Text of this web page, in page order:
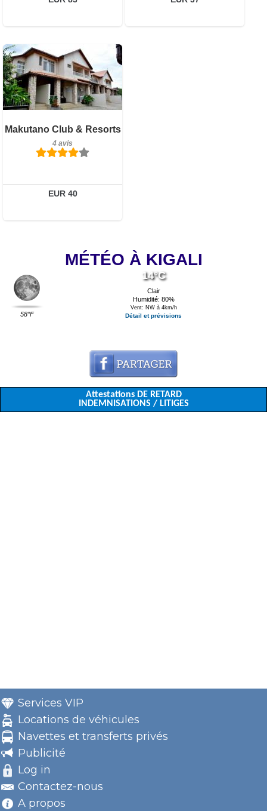
Makutano Club & Resorts
4 avis
EUR 40
Petit-déjeuner inclus
4 avis
Réserver
MÉTÉO À KIGALI
58°F
14°C
Clair
Humidité: 80%
Vent: NW à 4km/h
Détail et prévisions
Attestations DE RETARD
INDEMNISATIONS / LITIGES
Services VIP
Locations de véhicules
Navettes et transferts privés
Publicité
Log in
Contactez-nous
A propos